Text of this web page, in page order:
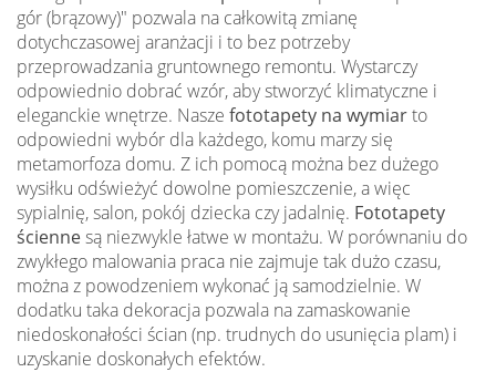
gór (brązowy)" pozwala na całkowitą zmianę
dotychczasowej aranżacji i to bez potrzeby
przeprowadzania gruntownego remontu. Wystarczy
odpowiednio dobrać wzór, aby stworzyć klimatyczne i
eleganckie wnętrze. Nasze fototapety na wymiarto
odpowiedni wybór dla każdego, komu marzy się
metamorfoza domu. Z ich pomocą można bez dużego
wysiłku odświeżyć dowolne pomieszczenie, a więc
sypialnię, salon, pokój dziecka czy jadalnię. Fototapety
ściennesą niezwykle łatwe w montażu. W porównaniu do
zwykłego malowania praca nie zajmuje tak dużo czasu,
można z powodzeniem wykonać ją samodzielnie. W
dodatku taka dekoracja pozwala na zamaskowanie
niedoskonałości ścian (np. trudnych do usunięcia plam) i
uzyskanie doskonałych efektów.